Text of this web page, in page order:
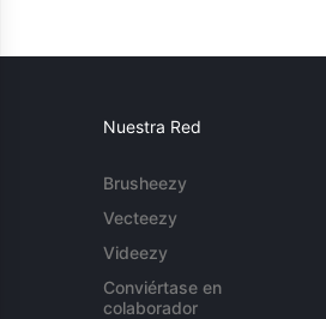
Nuestra Red
Brusheezy
Vecteezy
Videezy
Conviértase en
colaborador